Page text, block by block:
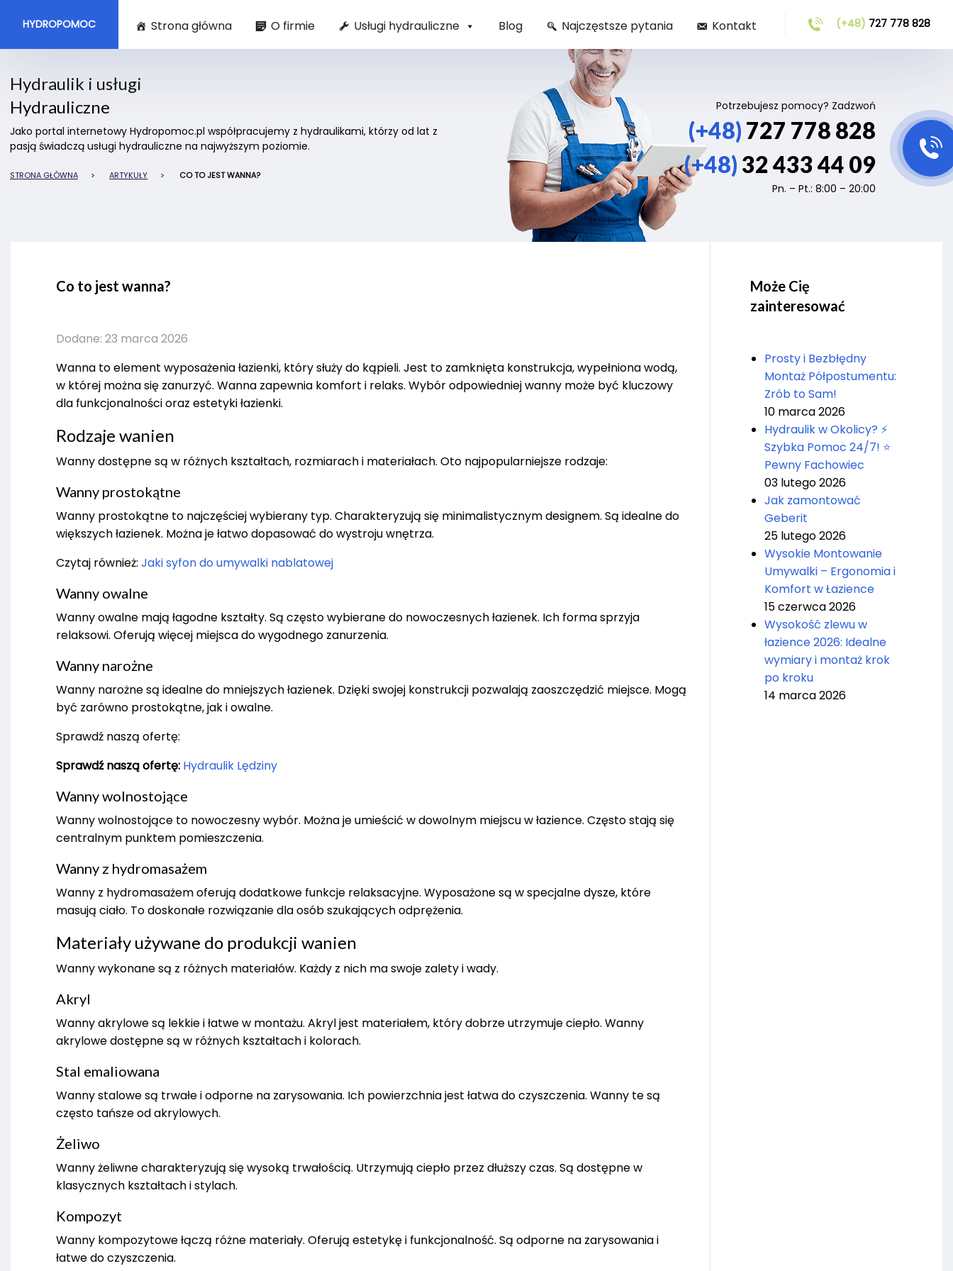
HYDROPOMOC (+48) 727 778 828
Strona główna O firmie Usługi hydrauliczne Blog Najczęstsze pytania Kontakt
Hydraulik i usługi
Hydrauliczne
Jako portal internetowy Hydropomoc.pl współpracujemy z hydraulikami, którzy od lat z
pasją świadczą usługi hydrauliczne na najwyższym poziomie.
STRONA GŁÓWNA > ARTYKUŁY > CO TO JEST WANNA?
Potrzebujesz pomocy? Zadzwoń
(+48) 727 778 828
(+48) 32 433 44 09
Pn. – Pt.: 8:00 – 20:00
Co to jest wanna?
Dodane: 23 marca 2026
Wanna to element wyposażenia łazienki, który służy do kąpieli. Jest to zamknięta konstrukcja, wypełniona wodą,
w której można się zanurzyć. Wanna zapewnia komfort i relaks. Wybór odpowiedniej wanny może być kluczowy
dla funkcjonalności oraz estetyki łazienki.
Rodzaje wanien
Wanny dostępne są w różnych kształtach, rozmiarach i materiałach. Oto najpopularniejsze rodzaje:
Wanny prostokątne
Wanny prostokątne to najczęściej wybierany typ. Charakteryzują się minimalistycznym designem. Są idealne do
większych łazienek. Można je łatwo dopasować do wystroju wnętrza.
Czytaj również: Jaki syfon do umywalki nablatowej
Wanny owalne
Wanny owalne mają łagodne kształty. Są często wybierane do nowoczesnych łazienek. Ich forma sprzyja
relaksowi. Oferują więcej miejsca do wygodnego zanurzenia.
Wanny narożne
Wanny narożne są idealne do mniejszych łazienek. Dzięki swojej konstrukcji pozwalają zaoszczędzić miejsce. Mogą
być zarówno prostokątne, jak i owalne.
Sprawdź naszą ofertę:
Sprawdź naszą ofertę: Hydraulik Lędziny
Wanny wolnostojące
Wanny wolnostojące to nowoczesny wybór. Można je umieścić w dowolnym miejscu w łazience. Często stają się
centralnym punktem pomieszczenia.
Wanny z hydromasażem
Wanny z hydromasażem oferują dodatkowe funkcje relaksacyjne. Wyposażone są w specjalne dysze, które
masują ciało. To doskonałe rozwiązanie dla osób szukających odprężenia.
Materiały używane do produkcji wanien
Wanny wykonane są z różnych materiałów. Każdy z nich ma swoje zalety i wady.
Akryl
Wanny akrylowe są lekkie i łatwe w montażu. Akryl jest materiałem, który dobrze utrzymuje ciepło. Wanny
akrylowe dostępne są w różnych kształtach i kolorach.
Stal emaliowana
Wanny stalowe są trwałe i odporne na zarysowania. Ich powierzchnia jest łatwa do czyszczenia. Wanny te są
często tańsze od akrylowych.
Żeliwo
Wanny żeliwne charakteryzują się wysoką trwałością. Utrzymują ciepło przez dłuższy czas. Są dostępne w
klasycznych kształtach i stylach.
Kompozyt
Wanny kompozytowe łączą różne materiały. Oferują estetykę i funkcjonalność. Są odporne na zarysowania i
łatwe do czyszczenia.
Może Cię
zainteresować
Prosty i Bezbłędny
Montaż Półpostumentu:
Zrób to Sam!
10 marca 2026
Hydraulik w Okolicy? ⚡
Szybka Pomoc 24/7! ⭐
Pewny Fachowiec
03 lutego 2026
Jak zamontować
Geberit
25 lutego 2026
Wysokie Montowanie
Umywalki – Ergonomia i
Komfort w Łazience
15 czerwca 2026
Wysokość zlewu w
łazience 2026: Idealne
wymiary i montaż krok
po kroku
14 marca 2026